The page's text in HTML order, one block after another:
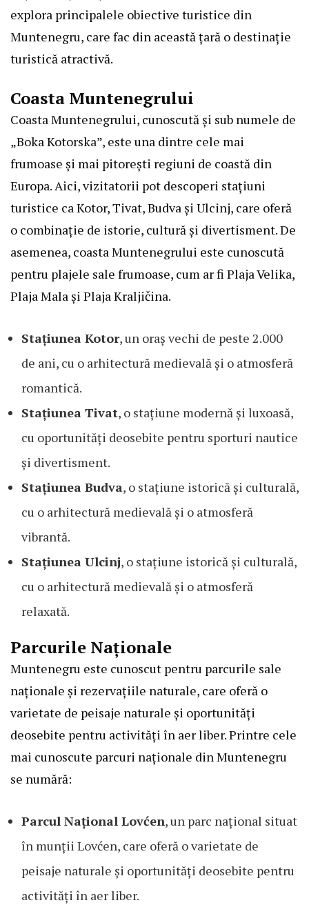
explora principalele obiective turistice din
Muntenegru, care fac din această țară o destinație
turistică atractivă.
Coasta Muntenegrului
Coasta Muntenegrului, cunoscută și sub numele de
„Boka Kotorska”, este una dintre cele mai
frumoase și mai pitorești regiuni de coastă din
Europa. Aici, vizitatorii pot descoperi stațiuni
turistice ca Kotor, Tivat, Budva și Ulcinj, care oferă
o combinație de istorie, cultură și divertisment. De
asemenea, coasta Muntenegrului este cunoscută
pentru plajele sale frumoase, cum ar fi Plaja Velika,
Plaja Mala și Plaja Kraljičina.
Stațiunea Kotor, un oraș vechi de peste 2.000
de ani, cu o arhitectură medievală și o atmosferă
romantică.
Stațiunea Tivat, o stațiune modernă și luxoasă,
cu oportunități deosebite pentru sporturi nautice
și divertisment.
Stațiunea Budva, o stațiune istorică și culturală,
cu o arhitectură medievală și o atmosferă
vibrantă.
Stațiunea Ulcinj, o stațiune istorică și culturală,
cu o arhitectură medievală și o atmosferă
relaxată.
Parcurile Naționale
Muntenegru este cunoscut pentru parcurile sale
naționale și rezervațiile naturale, care oferă o
varietate de peisaje naturale și oportunități
deosebite pentru activități în aer liber. Printre cele
mai cunoscute parcuri naționale din Muntenegru
se numără:
Parcul Național Lovćen, un parc național situat
în munții Lovćen, care oferă o varietate de
peisaje naturale și oportunități deosebite pentru
activități în aer liber.